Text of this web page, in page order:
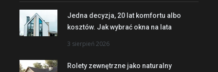
Jedna decyzja, 20 lat komfortu albo
kosztów. Jak wybrać okna na lata
3 sierpień 2026
Rolety zewnętrzne jako naturalny